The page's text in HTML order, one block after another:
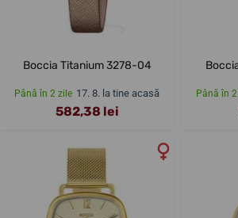
Boccia Titanium 3278-04
Până în 2 zile 17. 8. la tine acasă
582,38 lei
Până în